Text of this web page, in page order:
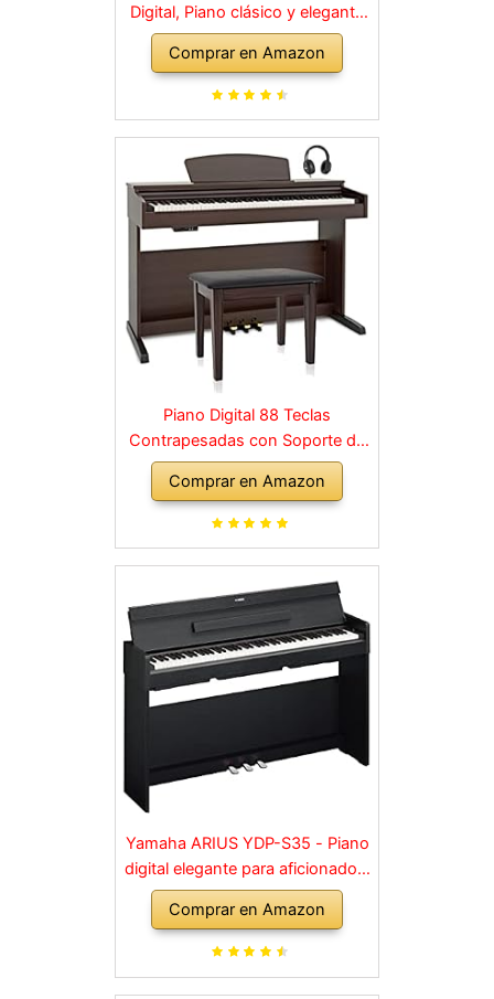
Digital, Piano clásico y elegante
para principiantes y aficionados,
para cualquier rincón de la casa,
en negro
Comprar en Amazon
Piano Digital 88 Teclas
Contrapesadas con Soporte de
Madera y 3 Pedales Palisandro
Comprar en Amazon
Yamaha ARIUS YDP-S35 - Piano
digital elegante para aficionados,
para una experiencia similar a la
de un piano acústico, adecuado
para cualquier rincón de la casa,
Comprar en Amazon